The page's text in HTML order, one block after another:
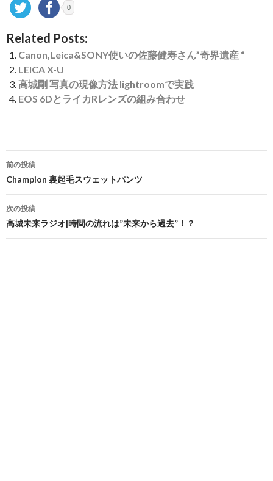
0
Related Posts:
Canon,Leica&SONY使いの佐藤健寿さん”奇界遺産 “
LEICA X-U
高城剛 写真の現像方法 lightroomで実践
EOS 6DとライカRレンズの組み合わせ
投
稿
ナ
ビ
ゲ
前の投稿
Champion 裏起毛スウェットパンツ
次の投稿
高城未来ラジオ|時間の流れは”未来から過去”！？